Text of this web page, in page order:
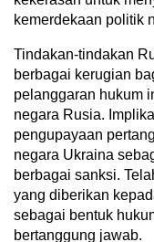
kemerdekaan politik
Tindakan-tindakan
berbagai kerugian
pelanggaran hukum
negara Rusia.
pengupayaan
negara Ukraina
berbagai sanksi.
yang diberikan
sebagai bentuk
bertanggung jawab.